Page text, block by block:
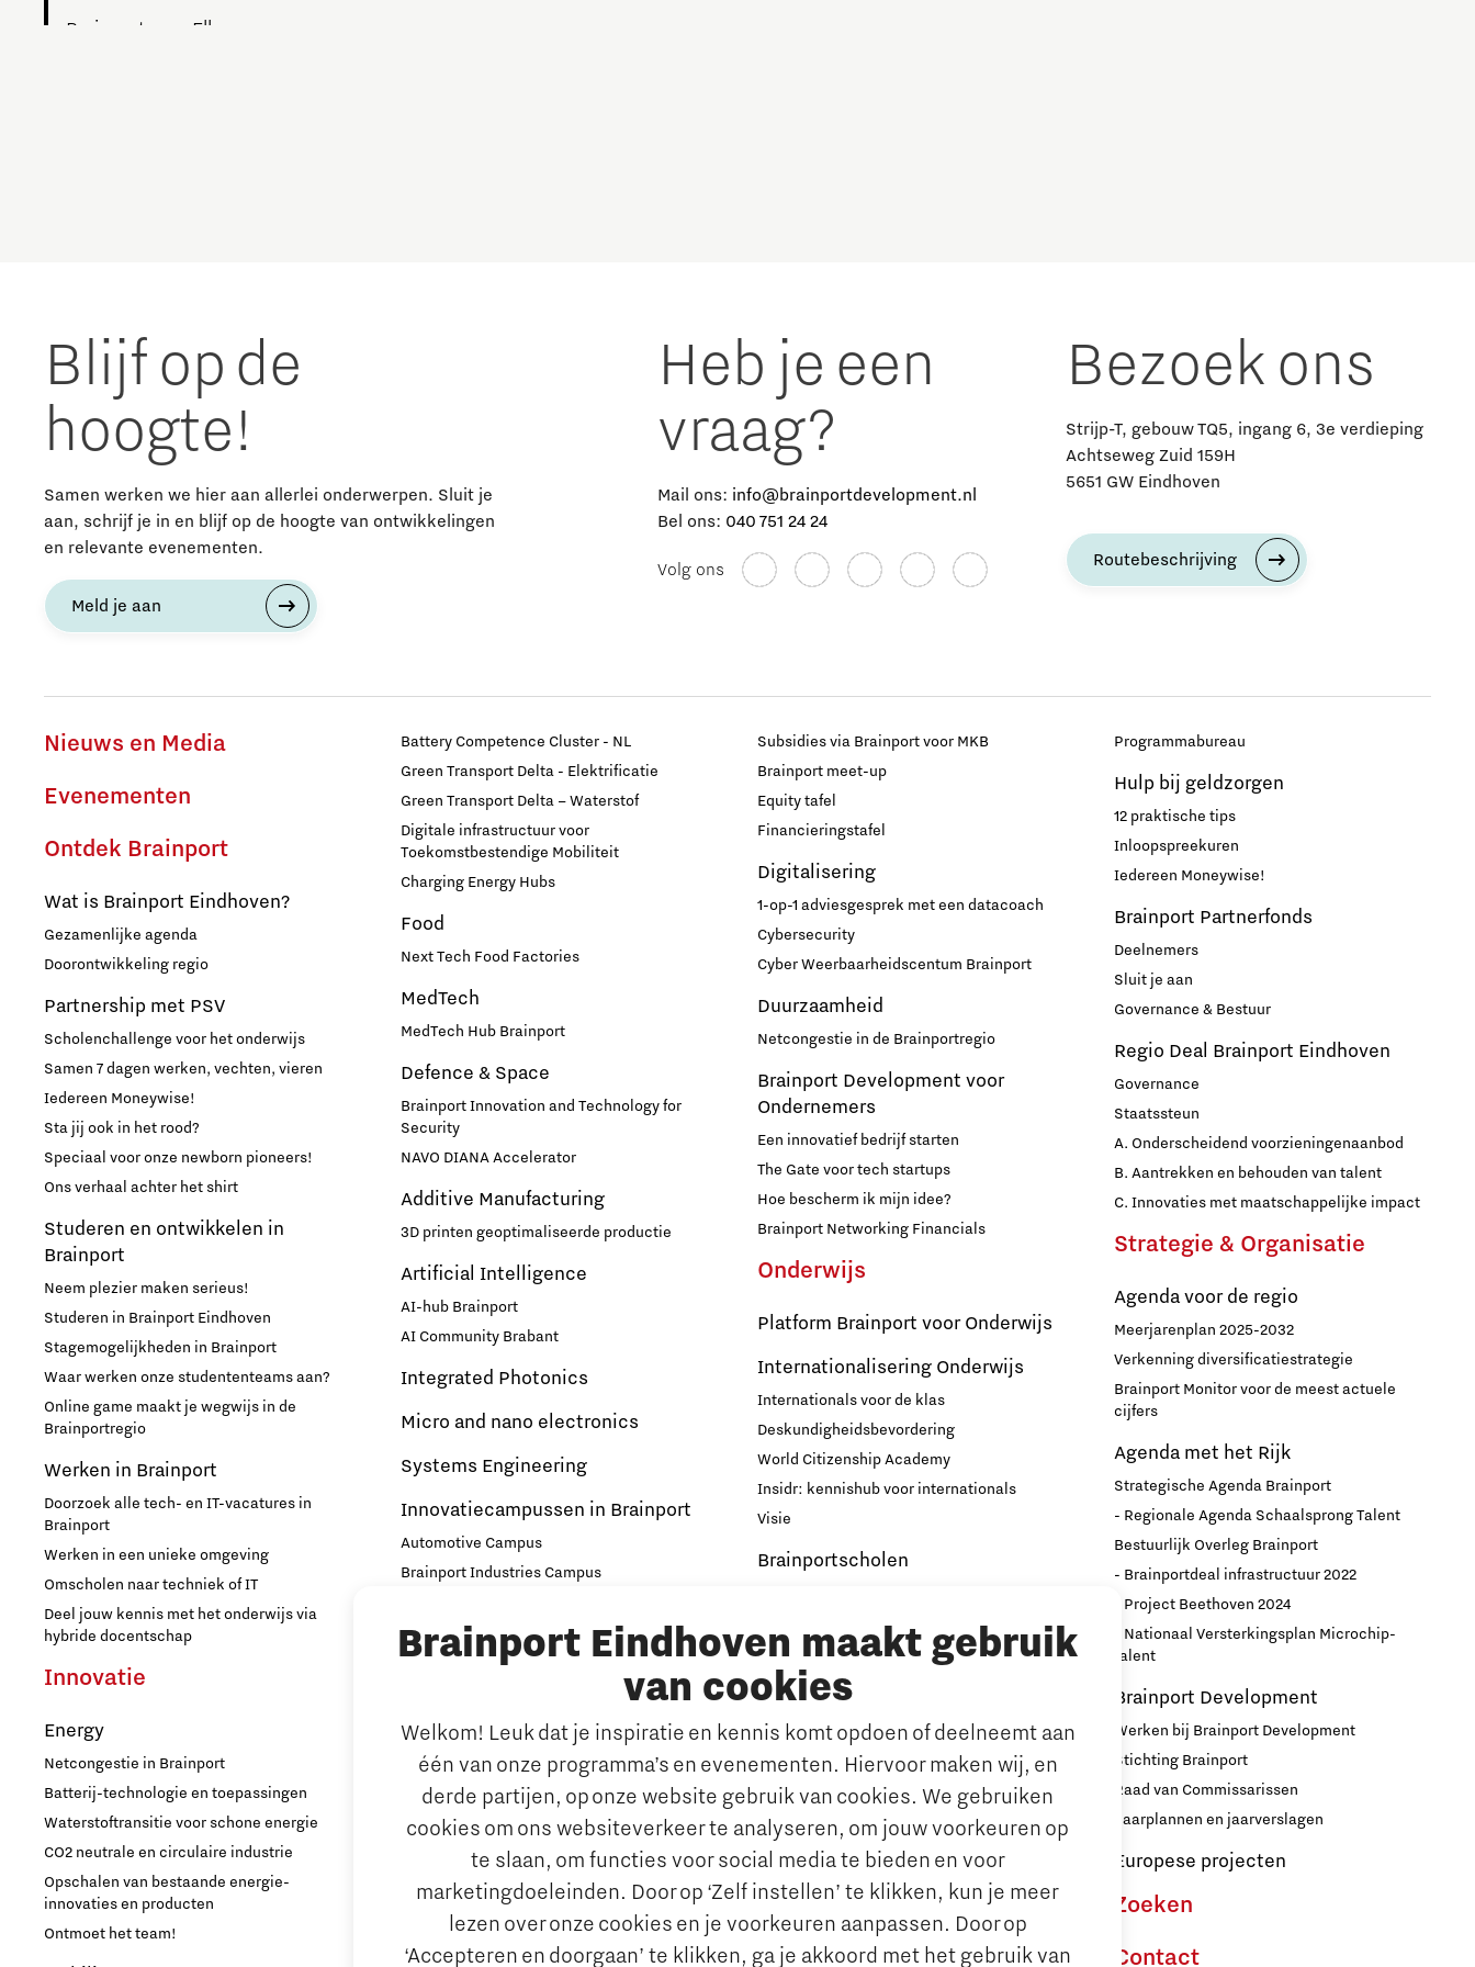
Brainport Eindhoven maakt gebruik
van cookies
Welkom! Leuk dat je inspiratie en kennis komt opdoen of deelneemt aan
één van onze programma’s en evenementen. Hiervoor maken wij, en
derde partijen, op onze website gebruik van cookies. We gebruiken
cookies om ons websiteverkeer te analyseren, om jouw voorkeuren op
te slaan, om functies voor social media te bieden en voor
marketingdoeleinden. Door op ‘Zelf instellen’ te klikken, kun je meer
lezen over onze cookies en je voorkeuren aanpassen. Door op
‘Accepteren en doorgaan’ te klikken, ga je akkoord met het gebruik van
Brainport voor Elkaar
Duurzaamheid
Energie
Fotonica
Huisvesting
Inwoners
Leren
Maatschappelijk
Medische Technologie
Micro- en nano-elektronica
Mobiliteit
Netcongestie
Ondernemen
Onderwijs
Ontdek Brainport
Opschaling energie-innovatie
en producten
PSV partnership
Samenwerken
Startups
Strategie & Organisatie
Blijf op de
hoogte!
Samen werken we hier aan allerlei onderwerpen. Sluit je
aan, schrijf je in en blijf op de hoogte van ontwikkelingen
en relevante evenementen.
Meld je aan
Heb je een
vraag?
Mail ons: info@brainportdevelopment.nl
Bel ons: 040 751 24 24
Volg ons
Bezoek ons
Strijp-T, gebouw TQ5, ingang 6, 3e verdieping
Achtseweg Zuid 159H
5651 GW Eindhoven
Routebeschrijving
Nieuws en Media
Evenementen
Ontdek Brainport
Wat is Brainport Eindhoven?
Gezamenlijke agenda
Doorontwikkeling regio
Partnership met PSV
Scholenchallenge voor het onderwijs
Samen 7 dagen werken, vechten, vieren
Iedereen Moneywise!
Sta jij ook in het rood?
Speciaal voor onze newborn pioneers!
Ons verhaal achter het shirt
Studeren en ontwikkelen in
Brainport
Neem plezier maken serieus!
Studeren in Brainport Eindhoven
Stagemogelijkheden in Brainport
Waar werken onze studententeams aan?
Online game maakt je wegwijs in de
Brainportregio
Werken in Brainport
Doorzoek alle tech- en IT-vacatures in
Brainport
Werken in een unieke omgeving
Omscholen naar techniek of IT
Deel jouw kennis met het onderwijs via
hybride docentschap
Innovatie
Energy
Netcongestie in Brainport
Batterij-technologie en toepassingen
Waterstoftransitie voor schone energie
CO2 neutrale en circulaire industrie
Opschalen van bestaande energie-
innovaties en producten
Ontmoet het team!
Battery Competence Cluster - NL
Green Transport Delta - Elektrificatie
Green Transport Delta – Waterstof
Digitale infrastructuur voor
Toekomstbestendige Mobiliteit
Charging Energy Hubs
Food
Next Tech Food Factories
MedTech
MedTech Hub Brainport
Defence & Space
Brainport Innovation and Technology for
Security
NAVO DIANA Accelerator
Additive Manufacturing
3D printen geoptimaliseerde productie
Artificial Intelligence
AI-hub Brainport
AI Community Brabant
Integrated Photonics
Micro and nano electronics
Systems Engineering
Innovatiecampussen in Brainport
Automotive Campus
Brainport Industries Campus
Strijp District
TU/e Campus
Arbeidsmarkt
Aantrekken en behouden van talent
Internationaal talent aantrekken en
behouden
Hoe werken de jobportals
Reskilling in Brainport
Subsidies via Brainport voor MKB
Brainport meet-up
Equity tafel
Financieringstafel
Digitalisering
1-op-1 adviesgesprek met een datacoach
Cybersecurity
Cyber Weerbaarheidscentum Brainport
Duurzaamheid
Netcongestie in de Brainportregio
Brainport Development voor
Ondernemers
Een innovatief bedrijf starten
The Gate voor tech startups
Hoe bescherm ik mijn idee?
Brainport Networking Financials
Onderwijs
Platform Brainport voor Onderwijs
Internationalisering Onderwijs
Internationals voor de klas
Deskundigheidsbevordering
World Citizenship Academy
Insidr: kennishub voor internationals
Visie
Brainportscholen
Publicaties Brainport voor
Onderwijs
Whitepapers & Onderzoeken
Nieuwsbrief
Insidr wijst ‘internationale’ ouders
de weg in onderwijsland
Maatschappelijk
Brainport voor Elkaar
Programmabureau
Hulp bij geldzorgen
12 praktische tips
Inloopspreekuren
Iedereen Moneywise!
Brainport Partnerfonds
Deelnemers
Sluit je aan
Governance & Bestuur
Regio Deal Brainport Eindhoven
Governance
Staatssteun
A. Onderscheidend voorzieningenaanbod
B. Aantrekken en behouden van talent
C. Innovaties met maatschappelijke impact
Strategie & Organisatie
Agenda voor de regio
Meerjarenplan 2025-2032
Verkenning diversificatiestrategie
Brainport Monitor voor de meest actuele
cijfers
Agenda met het Rijk
Strategische Agenda Brainport
- Regionale Agenda Schaalsprong Talent
Bestuurlijk Overleg Brainport
- Brainportdeal infrastructuur 2022
- Project Beethoven 2024
- Nationaal Versterkingsplan Microchip-
talent
Brainport Development
Werken bij Brainport Development
Stichting Brainport
Raad van Commissarissen
Jaarplannen en jaarverslagen
Europese projecten
Zoeken
Contact